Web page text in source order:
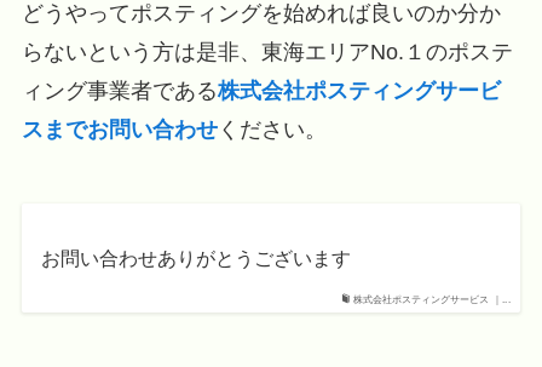
どうやってポスティングを始めれば良いのか分か
らないという方は是非、東海エリアNo.１のポステ
ィング事業者である株式会社ポスティングサービ
スまでお問い合わせください。
株式会社ポスティングサービス ｜...
お問い合わせありがとうございます